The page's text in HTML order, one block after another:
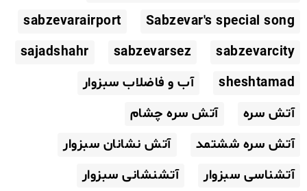
Sabzevar's special song
sabzevarairport
sabzevarcity
sabzevarsez
sajadshahr
sheshtamad
آب و فاضلاب سبزوار
آتش سره
آتش سره چشام
آتش سره ششتمد
آتش نشانان سبزوار
آتشناسی سبزوار
آتشنشانی سبزوار